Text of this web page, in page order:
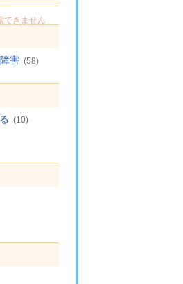
できません
害 (58)
(10)